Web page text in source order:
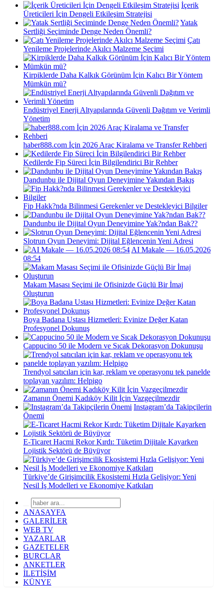
İçerik
Üreticileri İçin Dengeli Etkileşim Stratejisi
Yatak
Sertliği Seçiminde Denge Neden Önemli?
Çatı
Yenileme Projelerinde Akılcı Malzeme Seçimi
Kirpiklerde Daha Kalkık Görünüm İçin Kalıcı Bir Yöntem
Mümkün mü?
Endüstriyel Enerji Altyapılarında Güvenli Dağıtım ve Verimli
Yönetim
haber888.com İçin 2026 Araç Kiralama ve Transfer Rehberi
Kedilerde Fip Süreci İçin Bilgilendirici Bir Rehber
Dandunbu ile Dijital Oyun Deneyimine Yakından Bakış
Fip Hakk?nda Bilinmesi Gerekenler ve Destekleyici Bilgiler
Dandunbu ile Dijital Oyun Deneyimine Yak?ndan Bak??
Slotrun Oyun Deneyimi: Dijital Eğlencenin Yeni Adresi
AI Makale — 16.05.2026
08:54
Makam Masası Seçimi ile Ofisinizde Güçlü Bir İmaj
Oluşturun
Boya Badana Ustası Hizmetleri: Evinize Değer Katan
Profesyonel Dokunuş
Cappucino 50 ile Modern ve Sıcak Dekorasyon Dokunuşu
Trendyol satıcıları için kar, reklam ve operasyonu tek panelde
toplayan yazılım: Helpigo
Zamanın Önemi Kadıköy Kilit İçin Vazgeçilmezdir
Instagram’da Takipçilerin
Önemi
E-Ticaret Hacmi Rekor Kırdı: Tüketim Dijitale Kayarken
Lojistik Sektörü de Büyüyor
Türkiye’de Girişimcilik Ekosistemi Hızla Gelişiyor: Yeni
Nesil İş Modelleri ve Ekonomiye Katkıları
ANASAYFA
GALERİLER
WEB TV
YAZARLAR
GAZETELER
BURCLAR
ANKETLER
İLETİŞİM
KÜNYE